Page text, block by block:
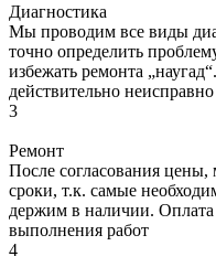
Диагностика
Мы проводим все виды
точно определить
избежать ремонта
действительно неисправно
3
Ремонт
После согласования
сроки, т.к. самые
держим в наличии. Оплата
выполнения работ
4